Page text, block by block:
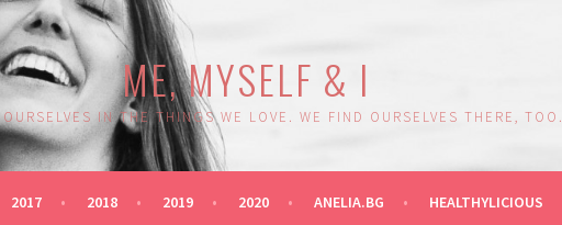
ME, MYSELF & I
IN THE THINGS WE LOVE. WE FIND OURSELVES THERE, TOO.
2017 2018 2019 2020 ANELIA.BG HEALTHYLICIOUS